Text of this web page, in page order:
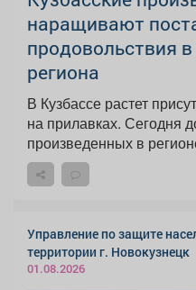
наращивают
продовольствия
региона
В Кузбассе растет
на прилавках. Сегодня
произведенных в
Управление по защите
территории г. Новокузнецк
01.08.2026